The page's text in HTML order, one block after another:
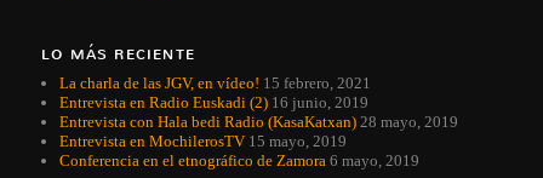
LO MÁS RECIENTE
La charla de las JGV, en vídeo! 15 febrero, 2021
Entrevista en Radio Euskadi (2) 16 junio, 2019
Entrevista con Hala bedi Radio (KasaKatxan) 28 mayo, 2019
Entrevista en MochilerosTV 15 mayo, 2019
Conferencia en el etnográfico de Zamora 6 mayo, 2019